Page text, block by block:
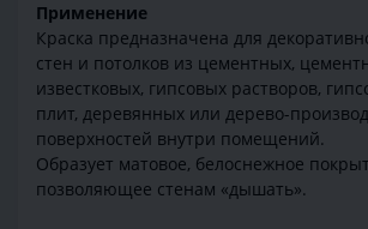
Применение
Краска предназначена для
стен и потолков из цементных,
известковых, гипсовых растворов,
плит, деревянных или дерево-
поверхностей внутри помещений.
Образует матовое, белоснежное
позволяющее стенам «дышать».